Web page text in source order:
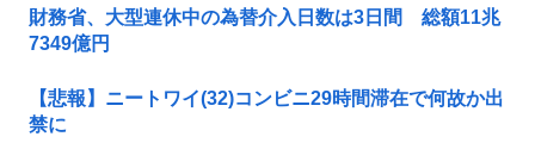
財務省、大型連休中の為替介入日数は3日間 総額11兆
7349億円
【悲報】ニートワイ(32)コンビニ29時間滞在で何故か出
禁に